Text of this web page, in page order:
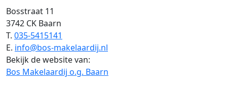
Bosstraat 11
3742 CK Baarn
T. 035-5415141
E. info@bos-makelaardij.nl
Bekijk de website van:
Bos Makelaardij o.g. Baarn